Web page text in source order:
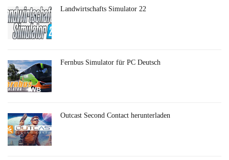
Landwirtschafts Simulator 22
Fernbus Simulator für PC Deutsch
Outcast Second Contact herunterladen